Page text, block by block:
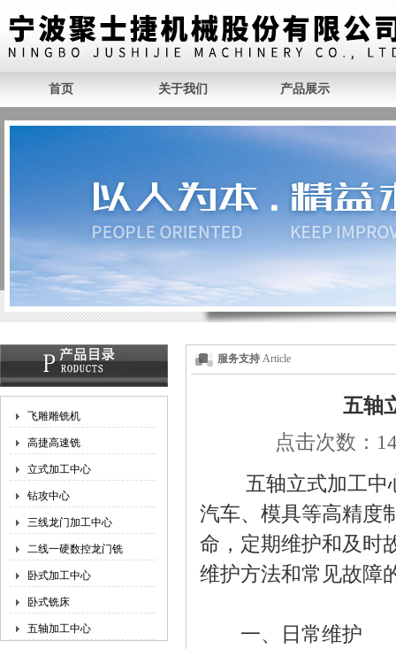
首页 关于我们 产品展示
飞雕雕铣机
高捷高速铣
立式加工中心
钻攻中心
三线龙门加工中心
二线一硬数控龙门铣
卧式加工中心
卧式铣床
五轴加工中心
服务支持 Article
五轴
点击次数：
五轴立式加工中心
汽车、模具等高精度
命，定期维护和及时
维护方法和常见故障
一、日常维护